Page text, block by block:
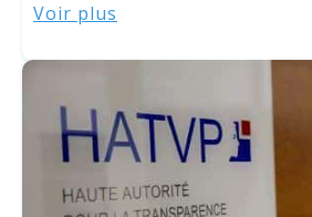
Voir plus